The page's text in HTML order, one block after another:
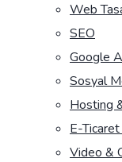
Web
SEO
Google
Sosyal
Hosting
E-
Video &